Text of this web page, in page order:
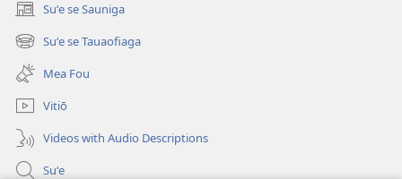
Suʻe se Sauniga
(tatala
se
isi
polokalame)
Suʻe se Tauaofiaga
(tatala
se
isi
polokalame)
Mea Fou
Vitiō
Videos with Audio Descriptions
Suʻe